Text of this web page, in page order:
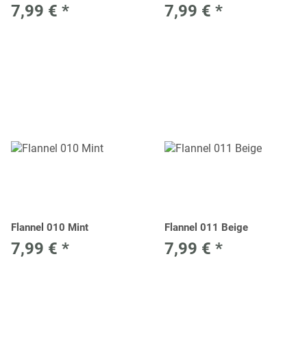
7,99 € * 7,99 € *
Flannel 010 Mint
7,99 € *
Flannel 011 Beige
7,99 € *